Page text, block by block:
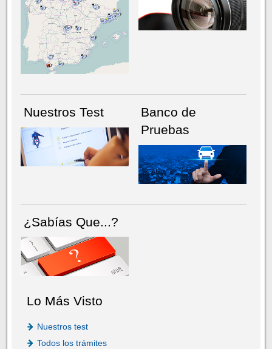
NÚMERO ACTUALHEMEROTECA
Nuestros Test
Banco de
Pruebas
¿Sabías Que...?
Lo Más Visto
Nuestros test
Todos los trámites